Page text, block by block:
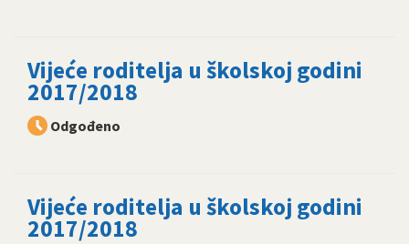
Vijeće roditelja u školskoj godini
2017/2018
Odgođeno
Vijeće roditelja u školskoj godini
2017/2018